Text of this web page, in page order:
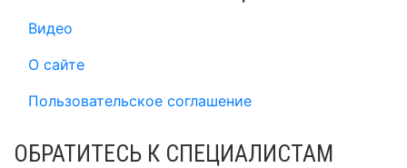
Видео
О сайте
Пользовательское соглашение
ОБРАТИТЕСЬ К СПЕЦИАЛИСТАМ